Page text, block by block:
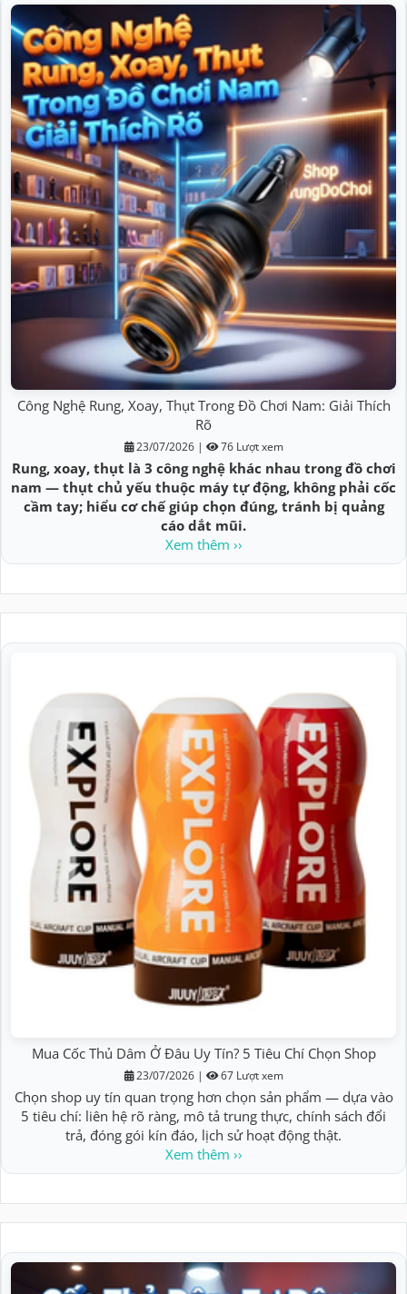
Công Nghệ Rung, Xoay, Thụt Trong Đồ Chơi Nam: Giải Thích
Rõ
23/07/2026 | 76 Lượt xem
Rung, xoay, thụt là 3 công nghệ khác nhau trong đồ chơi
nam — thụt chủ yếu thuộc máy tự động, không phải cốc
cầm tay; hiểu cơ chế giúp chọn đúng, tránh bị quảng
cáo dắt mũi.
Xem thêm ››
Mua Cốc Thủ Dâm Ở Đâu Uy Tín? 5 Tiêu Chí Chọn Shop
23/07/2026 | 67 Lượt xem
Chọn shop uy tín quan trọng hơn chọn sản phẩm — dựa vào
5 tiêu chí: liên hệ rõ ràng, mô tả trung thực, chính sách đổi
trả, đóng gói kín đáo, lịch sử hoạt động thật.
Xem thêm ››